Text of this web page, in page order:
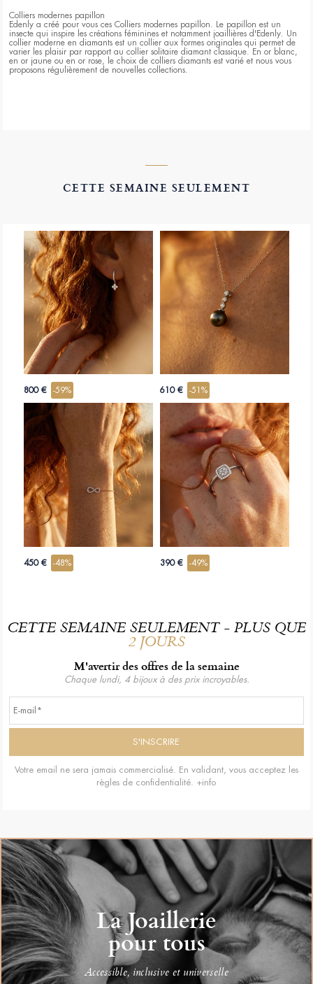
Colliers modernes papillon
Edenly a créé pour vous ces Colliers modernes papillon. Le papillon est un
insecte qui inspire les créations féminines et notamment joaillières d'Edenly. Un
collier moderne en diamants est un collier aux formes originales qui permet de
varier les plaisir par rapport au collier solitaire diamant classique. En or blanc,
en or jaune ou en or rose, le choix de colliers diamants est varié et nous vous
proposons régulièrement de nouvelles collections.
CETTE SEMAINE SEULEMENT
800 € -59% 610 € -51%
450 € -48% 390 € -49%
CETTE SEMAINE SEULEMENT - PLUS QUE
2 JOURS
M'avertir des offres de la semaine
Chaque lundi, 4 bijoux à des prix incroyables.
Votre email ne sera jamais commercialisé. En validant, vous acceptez les
règles de confidentialité. +info
La Joaillerie
pour tous
Accessible, inclusive et universelle